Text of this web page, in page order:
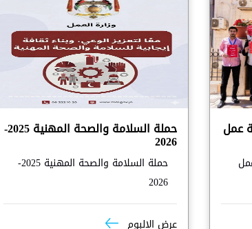
عمل حملة السلامة والصحة المهنية 2025-
2026
حملة السلامة والصحة المهنية 2025-
2026
عرض الالبوم